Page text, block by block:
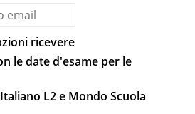
ricevere
le date d'esame per le
L2 e Mondo Scuola